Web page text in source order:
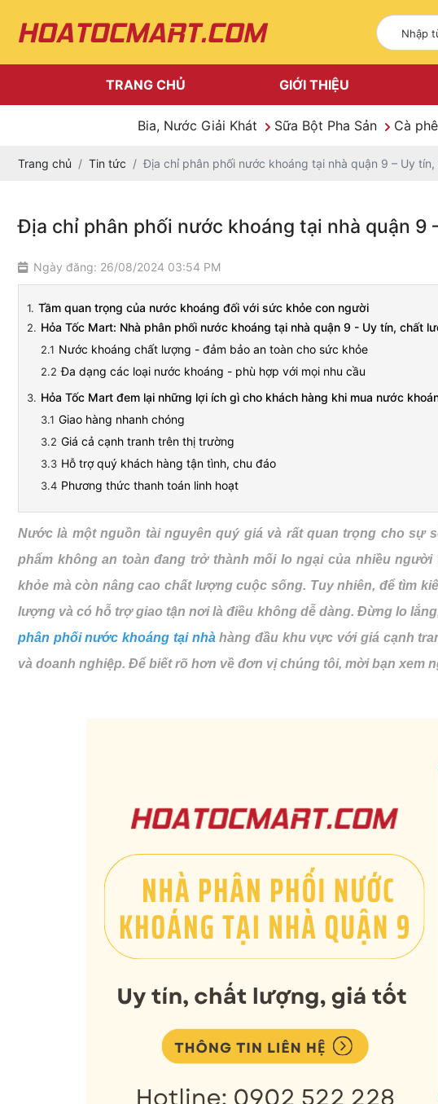
TRANG CHỦ GIỚI THIỆU
Bia, Nước Giải Khát Sữa Bột Pha Sản Cà
Trang chủ Tin tức Địa chỉ phân phối nước khoáng tại nhà quận 9 – Uy
Địa chỉ phân phối nước khoáng tại nhà quận 9
Ngày đăng: 26/08/2024 03:54 PM
Tầm quan trọng của nước khoáng đối với sức khỏe con người
Hỏa Tốc Mart: Nhà phân phối nước khoáng tại nhà quận 9 - Uy tín, chất
Nước khoáng chất lượng - đảm bảo an toàn cho sức khỏe
Đa dạng các loại nước khoáng - phù hợp với mọi nhu cầu
Hỏa Tốc Mart đem lại những lợi ích gì cho khách hàng khi mua nước
Giao hàng nhanh chóng
Giá cả cạnh tranh trên thị trường
Hỗ trợ quý khách hàng tận tình, chu đáo
Phương thức thanh toán linh hoạt
Nước là một nguồn tài nguyên quý giá và rất quan trọng cho sự
phẩm không an toàn đang trở thành mối lo ngại của nhiều
khỏe mà còn nâng cao chất lượng cuộc sống. Tuy nhiên, để tìm
lượng và có hỗ trợ giao tận nơi là điều không dễ dàng. Đừng lo
phân phối nước khoáng tại nhàhàng đầu khu vực với giá cạnh
và doanh nghiệp. Để biết rõ hơn về đơn vị chúng tôi, mời bạn xem